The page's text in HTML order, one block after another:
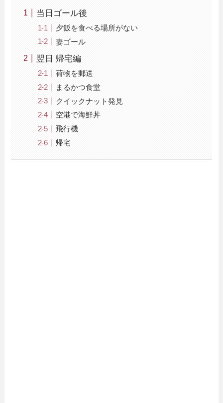
当日ゴール後
夕飯を食べる場所がない
妻ゴール
翌日 帰宅編
荷物を郵送
まるかつ食堂
クイックナット発見
空港で海鮮丼
飛行機
帰宅